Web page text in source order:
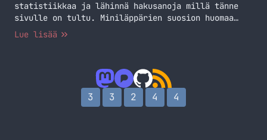
statistiikkaa ja lähinnä hakusanoja millä tänne
sivulle on tultu. Miniläppärien suosion huomaa
myös sivuston statistiikassa, sillä aika moni
miniläppärit ja Linux käyttöjärjestelmä siinä. Tai
sitten te… Jatka lukemista I get your hint fellas
Lue lisää
3 3 2 4 4